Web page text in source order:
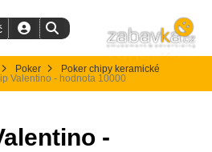
Poker
Poker chipy keramické
Valentino - hodnota 10000
-